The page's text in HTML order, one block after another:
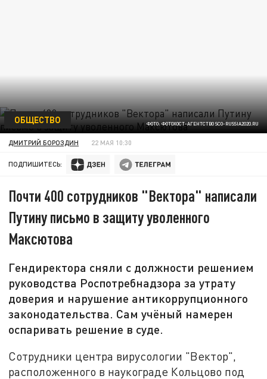
ФОТО: ФОТОХОСТ-АГЕНТСТВО SCO-RUSSIA2020.RU
ОБЩЕСТВО
ДМИТРИЙ БОРОЗДИН 22 МАЯ 10:30
ПОДПИШИТЕСЬ:
Почти 400 сотрудников "Вектора" написали
Путину письмо в защиту уволенного
Максютова
Гендиректора сняли с должности решением
руководства Роспотребнадзора за утрату
доверия и нарушение антикоррупционного
законодательства. Сам учёный намерен
оспаривать решение в суде.
Сотрудники центра вирусологии "Вектор",
расположенного в наукограде Кольцово под